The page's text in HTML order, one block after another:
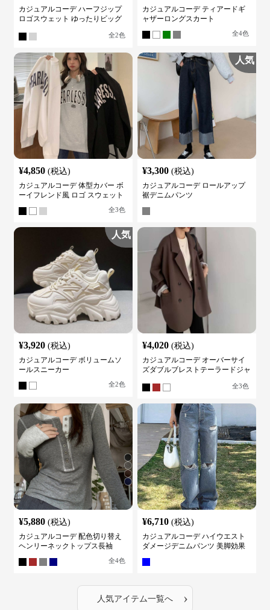
カジュアルコーデ ハーフジップ
ロゴスウェット ゆったりビッグ
全2色
カジュアルコーデ ティアードギ
ャザーロングスカート
全4色
¥4,850 (税込)
カジュアルコーデ 体型カバー ボ
ーイフレンド風 ロゴ スウェット
全3色
人気
¥3,300 (税込)
カジュアルコーデ ロールアップ
裾デニムパンツ
人気
¥3,920 (税込)
カジュアルコーデ ボリュームソ
ールスニーカー
全2色
¥4,020 (税込)
カジュアルコーデ オーバーサイ
ズダブルブレストテーラードジャ
全3色
¥5,880 (税込)
カジュアルコーデ 配色切り替え
ヘンリーネックトップス長袖
全4色
¥6,710 (税込)
カジュアルコーデ ハイウエスト
ダメージデニムパンツ 美脚効果
人気アイテム一覧へ ›